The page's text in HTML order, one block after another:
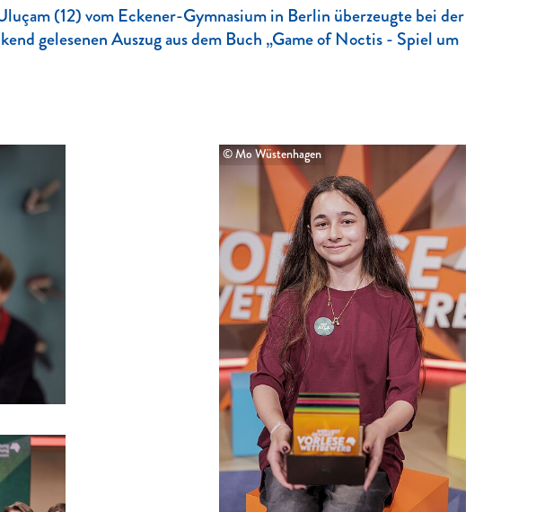
(12)vom Eckener-Gymnasium in Berlin überzeugte bei der
gelesenen Auszug aus dem Buch „Game of Noctis - Spiel um
© Mo Wüstenhagen